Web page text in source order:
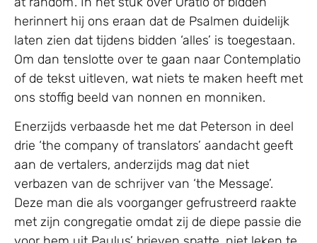
herinnert hij ons eraan dat de Psalmen duidelijk
laten zien dat tijdens bidden ‘alles’ is toegestaan.
Om dan tenslotte over te gaan naar Contemplatio
of de tekst uitleven, wat niets te maken heeft met
ons stoffig beeld van nonnen en monniken.
Enerzijds verbaasde het me dat Peterson in deel
drie ‘the company of translators’ aandacht geeft
aan de vertalers, anderzijds mag dat niet
verbazen van de schrijver van ‘the Message’.
Deze man die als voorganger gefrustreerd raakte
met zijn congregatie omdat zij de diepe passie die